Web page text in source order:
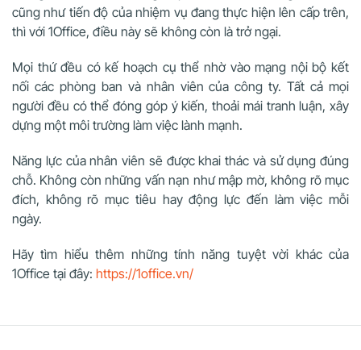
cũng như tiến độ của nhiệm vụ đang thực hiện lên cấp trên,
thì với 1Office, điều này sẽ không còn là trở ngại.
Mọi thứ đều có kế hoạch cụ thể nhờ vào mạng nội bộ kết
nối các phòng ban và nhân viên của công ty. Tất cả mọi
người đều có thể đóng góp ý kiến, thoải mái tranh luận, xây
dựng một môi trường làm việc lành mạnh.
Năng lực của nhân viên sẽ được khai thác và sử dụng đúng
chỗ. Không còn những vấn nạn như mập mờ, không rõ mục
đích, không rõ mục tiêu hay động lực đến làm việc mỗi
ngày.
Hãy tìm hiểu thêm những tính năng tuyệt vời khác của
1Office tại đây: https://1office.vn/